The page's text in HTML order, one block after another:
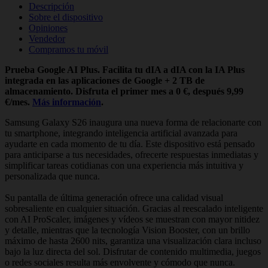
Descripción
Sobre el dispositivo
Opiniones
Vendedor
Compramos tu móvil
Prueba Google AI Plus. Facilita tu dIA a dIA con la IA Plus
integrada en las aplicaciones de Google + 2 TB de
almacenamiento. Disfruta el primer mes a 0 €, después 9,99
€/mes. Más información.
Samsung Galaxy S26 inaugura una nueva forma de relacionarte con
tu smartphone, integrando inteligencia artificial avanzada para
ayudarte en cada momento de tu día. Este dispositivo está pensado
para anticiparse a tus necesidades, ofrecerte respuestas inmediatas y
simplificar tareas cotidianas con una experiencia más intuitiva y
personalizada que nunca.
Su pantalla de última generación ofrece una calidad visual
sobresaliente en cualquier situación. Gracias al reescalado inteligente
con AI ProScaler, imágenes y vídeos se muestran con mayor nitidez
y detalle, mientras que la tecnología Vision Booster, con un brillo
máximo de hasta 2600 nits, garantiza una visualización clara incluso
bajo la luz directa del sol. Disfrutar de contenido multimedia, juegos
o redes sociales resulta más envolvente y cómodo que nunca.